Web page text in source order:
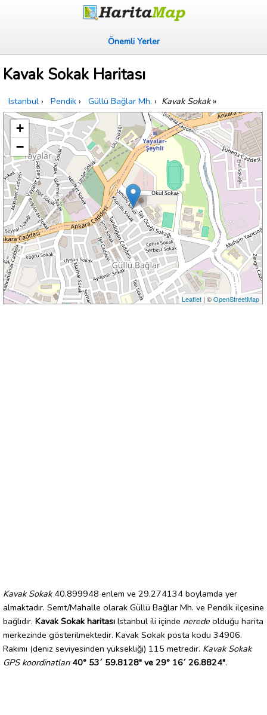
Önemli Yerler
Kavak Sokak Haritası
Istanbul › Pendik › Güllü Bağlar Mh. › Kavak Sokak»
+
−
Leaflet| ©OpenStreetMap
Kavak Sokak40.899948 enlem ve 29.274134 boylamda yer
almaktadır. Semt/Mahalle olarak Güllü Bağlar Mh. ve Pendik ilçesine
bağlıdır. Kavak Sokak haritası Istanbul ili içinde nerede olduğu harita
merkezinde gösterilmektedir. Kavak Sokak posta kodu 34906.
Rakımı (deniz seviyesinden yüksekliği) 115 metredir. Kavak Sokak
GPS koordinatları 40° 53´ 59.8128" ve 29° 16´ 26.8824".